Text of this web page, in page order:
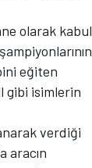
olarak kabul
eğiten
gibi isimlerin
verdiği
aracın